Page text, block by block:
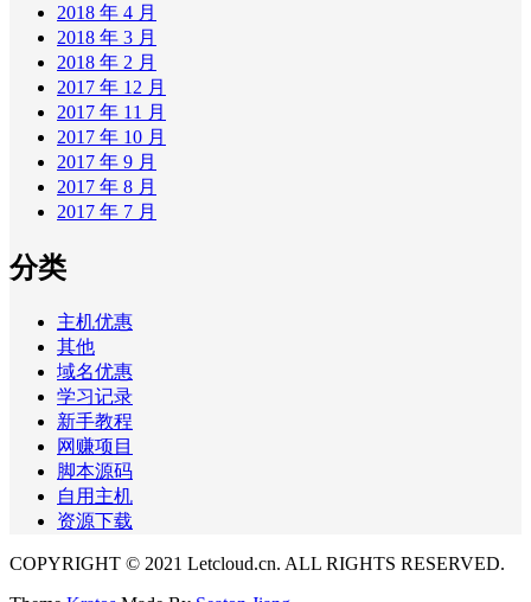
2018 年 4 月
2018 年 3 月
2018 年 2 月
2017 年 12 月
2017 年 11 月
2017 年 10 月
2017 年 9 月
2017 年 8 月
2017 年 7 月
分类
主机优惠
其他
域名优惠
学习记录
新手教程
网赚项目
脚本源码
自用主机
资源下载
COPYRIGHT © 2021 Letcloud.cn. ALL RIGHTS RESERVED.